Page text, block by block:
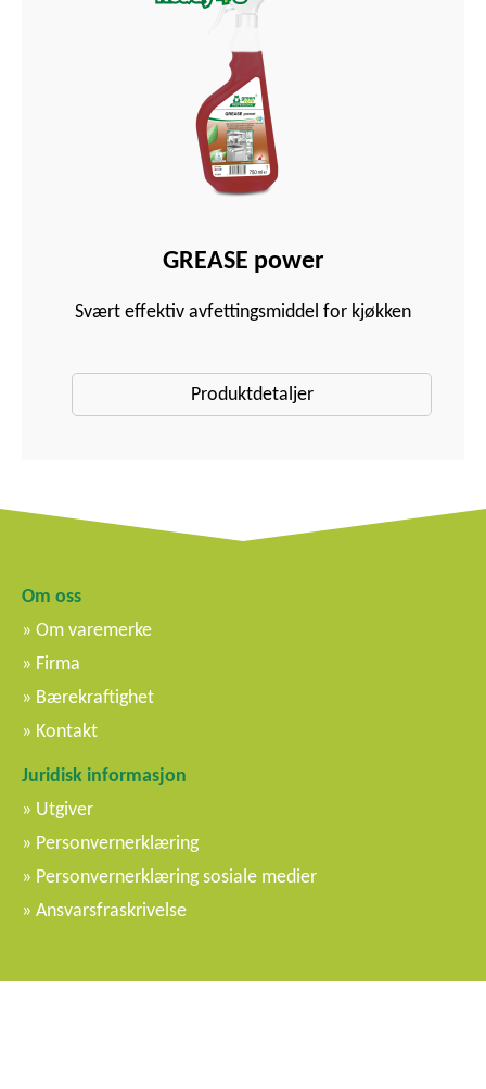
GREASE power
Svært effektiv avfettingsmiddel for kjøkken
Produktdetaljer
Om oss
Om varemerke
Firma
Bærekraftighet
Kontakt
Juridisk informasjon
Utgiver
Personvernerklæring
Personvernerklæring sosiale medier
Ansvarsfraskrivelse